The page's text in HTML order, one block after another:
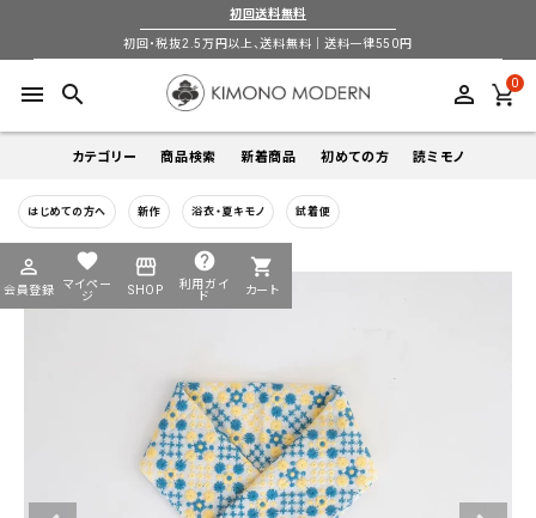
初回送料無料
初回・税抜2.5万円以上、送料無料｜送料一律550円
menu search perm_identity 0
カテゴリー
着物
帯
商品検索
キーワードから探す
search
夏季以外通年 春 夏
カテゴリーから探す
新着商品 初めての方 読ミモノ
はじめての方へ 新作 浴衣・夏キモノ 試着便
perm_identity
会員登録
favorite
マイペー
ジ
storefront
SHOP
help
利用ガイ
ド
shopping_cart
カート
ようこそ ゲスト 様